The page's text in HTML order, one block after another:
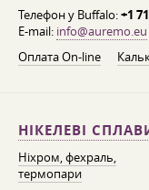
Телефон у Buffalo:+1
E-mail: info@auremo.eu
Оплата On-line
НІКЕЛЕВІ
Ніхром, фехраль,
термопари